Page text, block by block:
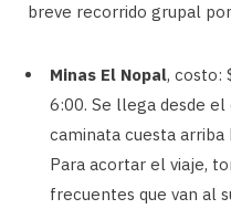
breve recorrido grupal
Minas El Nopal, costo:
6:00. Se llega desde
caminata cuesta
Para acortar el viaje,
frecuentes que van al